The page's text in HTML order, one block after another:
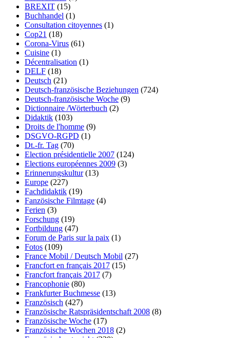
BREXIT (15)
Buchhandel (1)
Consultation citoyennes (1)
Cop21 (18)
Corona-Virus (61)
Cuisine (1)
Décentralisation (1)
DELF (18)
Deutsch (21)
Deutsch-französische Beziehungen (724)
Deutsch-französische Woche (9)
Dictionnaire /Wörterbuch (2)
Didaktik (103)
Droits de l'homme (9)
DSGVO-RGPD (1)
Dt.-fr. Tag (70)
Election présidentielle 2007 (124)
Elections européennes 2009 (3)
Erinnerungskultur(13)
Europe (227)
Fachdidaktik (19)
Fanzösische Filmtage (4)
Ferien (3)
Forschung (19)
Fortbildung (47)
Forum de Paris sur la paix (1)
Fotos (109)
France Mobil / Deutsch Mobil (27)
Francfort en français 2017 (15)
Francfort français 2017 (7)
Francophonie (80)
Frankfurter Buchmesse (13)
Französisch (427)
Französische Ratspräsidentschaft 2008 (8)
Französische Woche (17)
Französische Wochen 2018 (2)